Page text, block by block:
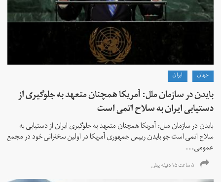
جهان ايران
بایدن در سازمان ملل: آمریکا همچنان متعهد به جلوگیری از
دستیابی ایران به سلاح اتمی است
بایدن در سازمان ملل: آمریکا همچنان متعهد به جلوگیری ایران از دستیابی به
سلاح اتمی است جو بایدن رییس جمهوری آمریکا در اولین سخنرانی خود در مجمع
عمومی...
۵ ساعت ۱۵ دقیقه پیش